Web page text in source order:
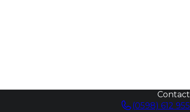
Contact
(0598) 612 955